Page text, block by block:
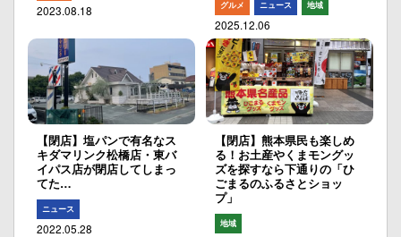
2023.08.18 グルメ ニュース 地域
2025.12.06
【閉店】塩パンで有名なス
キダマリンク松橋店・東バ
イパス店が閉店してしまっ
てた…
ニュース
2022.05.28
【閉店】熊本県民も楽しめ
る！お土産やくまモングッ
ズを探すなら下通りの「ひ
ごまるのふるさとショッ
プ」
地域